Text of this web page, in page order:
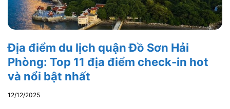
Địa điểm du lịch quận Đồ Sơn Hải
Phòng: Top 11 địa điểm check-in hot
và nổi bật nhất
12/12/2025